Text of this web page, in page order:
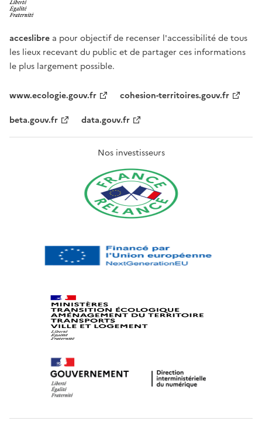
acceslibre a pour objectif de recenser l'accessibilité de tous
les lieux recevant du public et de partager ces informations
le plus largement possible.
www.ecologie.gouv.fr
cohesion-territoires.gouv.fr
beta.gouv.fr
data.gouv.fr
Nos investisseurs